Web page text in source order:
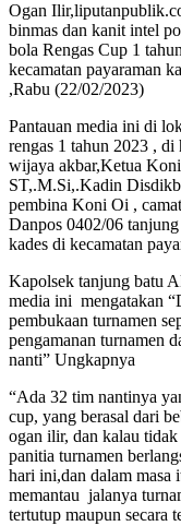
Ogan
binmas dan kanit intel
bola Rengas Cup 1
kecamatan payaraman
,Rabu (22/02/2023)
Pantauan media ini di
rengas 1 tahun 2023 ,
wijaya akbar,Ketua
ST,.M.Si,.Kadin
pembina Koni Oi ,
Danpos 0402/06
kades di kecamatan
Kapolsek tanjung batu
media ini mengatakan
pembukaan turnamen
pengamanan turnamen
nanti” Ungkapnya
“Ada 32 tim nantinya
cup, yang berasal dari
ogan ilir, dan kalau tidak
panitia turnamen
hari ini,dan dalam masa
memantau jalanya
tertutup maupun secara